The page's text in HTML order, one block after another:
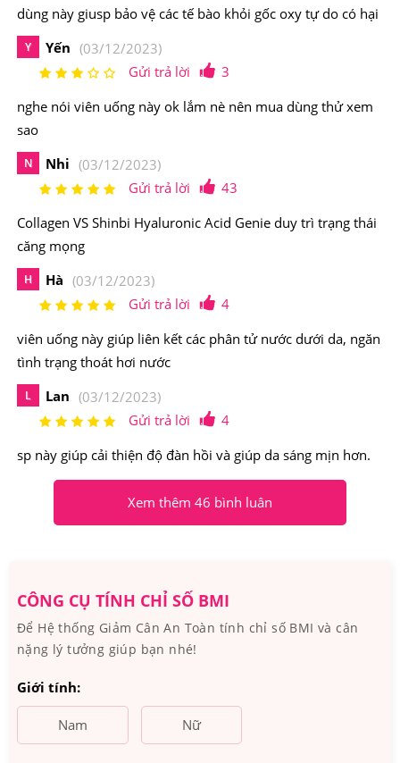
Collagen
-Cải thiện độ đàn hồi và giúp da sáng mịn hơn.
-Giúp nuôi dưỡng móng, tóc chắc khỏe hơn.
Điểm nổi bật củaViên Uống Collagen VS Shinbi
Viên Uống Collagen VS Shinbi Hyaluronic Acid giúp hỗ
trợ duy trì làn da khỏe mạnh nhờ cơ chế dưỡng ẩm cho
da và bảo vệ da khỏi tổn thương do tia tử ngoại. Bổ sung
bị căng, khô và sần sùi, thô ráp.
dùng này giusp bảo vệ các tế bào khỏi gốc oxy tự do có hại
Y Yến (03/12/2023)
Gửi trả lời
3
nghe nói viên uống này ok lắm nè nên mua dùng thử xem
sao
N Nhi (03/12/2023)
Gửi trả lời
43
Collagen VS Shinbi Hyaluronic Acid Genie duy trì trạng thái
căng mọng
H Hà (03/12/2023)
Gửi trả lời
4
viên uống này giúp liên kết các phân tử nước dưới da, ngăn
tình trạng thoát hơi nước
L Lan (03/12/2023)
Gửi trả lời
4
sp này giúp cải thiện độ đàn hồi và giúp da sáng mịn hơn.
Xem thêm 46 bình luân
CÔNG CỤ TÍNH CHỈ SỐ BMI
Để Hệ thống Giảm Cân An Toàn tính chỉ số BMI và cân
nặng lý tưởng giúp bạn nhé!
Giới tính:
Nam Nữ